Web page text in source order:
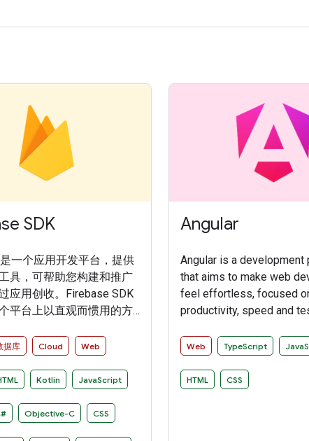
SDK
一个应用开发平台，提供
具，可帮助您构建和推广
应用创收。Firebase SDK
平台上以直观而惯用的方
据库 Cloud Web
Kotlin JavaScript
Objective-C CSS
Angular
Angular is a development
that aims to make web
feel effortless, focused
productivity, speed and
deployed to mobile
applications.
Web TypeScript
HTML CSS